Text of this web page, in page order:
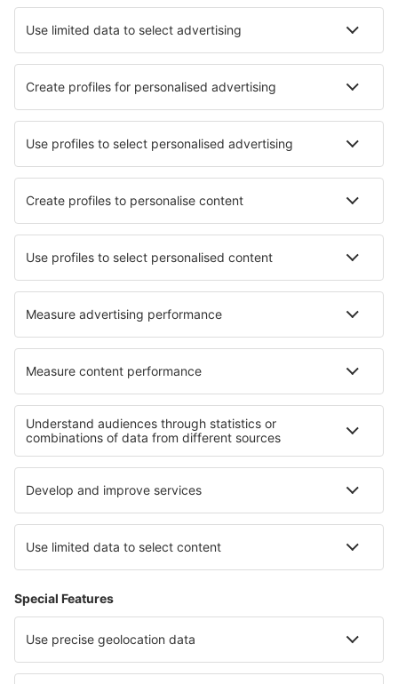
Ronchi dei Legionari (TRS)
Salerno Costa d'Amalfi (QSR)
Venecia
Sant Egidio (PEG)
Valerio Catullo (VRN)
Trapani-Birgi (TPS)
Comiso (CIY)